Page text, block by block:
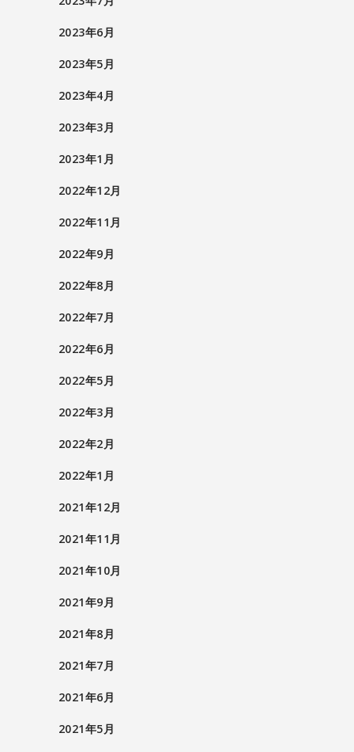
2023年6月
2023年5月
2023年4月
2023年3月
2023年1月
2022年12月
2022年11月
2022年9月
2022年8月
2022年7月
2022年6月
2022年5月
2022年3月
2022年2月
2022年1月
2021年12月
2021年11月
2021年10月
2021年9月
2021年8月
2021年7月
2021年6月
2021年5月